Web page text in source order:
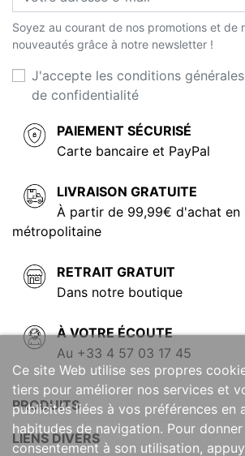
Soyez au courant de nos promotions et de
nouveautés grâce à notre newsletter !
J'accepte les conditions
de confidentialité
PAIEMENT SÉCURISÉ
Carte bancaire et PayPal
LIVRAISON GRATUITE
À partir de 99,99€ d'achat en
métropolitaine
RETRAIT GRATUIT
Dans notre boutique
À VOTRE ÉCOUTE
Au +33 4 57 03 17 45
PRODUITS
LIENS DIVERS
Ce site Web utilise ses propres
tiers pour améliorer nos services et
publicités liées à vos préférences en
habitudes de navigation. Pour
consentement à son utilisation,